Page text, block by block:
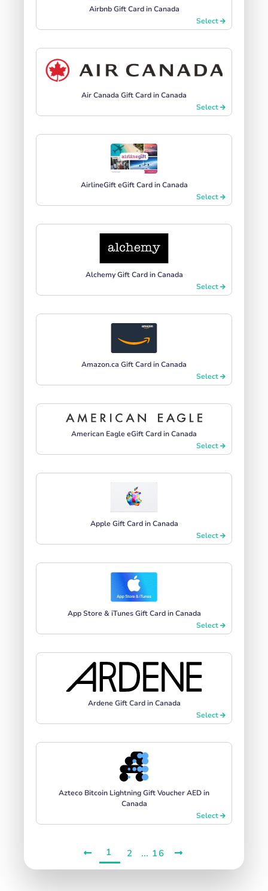
Airbnb Gift Card in Canada
Select
Air Canada Gift Card in Canada
Select
AirlineGift eGift Card in Canada
Select
Alchemy Gift Card in Canada
Select
Amazon.ca Gift Card in Canada
Select
American Eagle eGift Card in Canada
Select
Apple Gift Card in Canada
Select
App Store & iTunes Gift Card in Canada
Select
Ardene Gift Card in Canada
Select
Azteco Bitcoin Lightning Gift Voucher AED in
Canada
Select
1 2 ... 16